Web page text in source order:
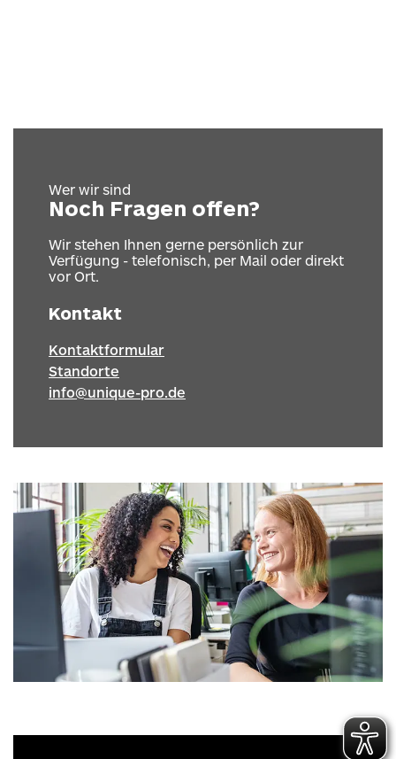
Wer wir sind
Noch Fragen offen?
Wir stehen Ihnen gerne persönlich zur
Verfügung - telefonisch, per Mail oder direkt
vor Ort.
Kontakt
Kontaktformular
Standorte
info@unique-pro.de